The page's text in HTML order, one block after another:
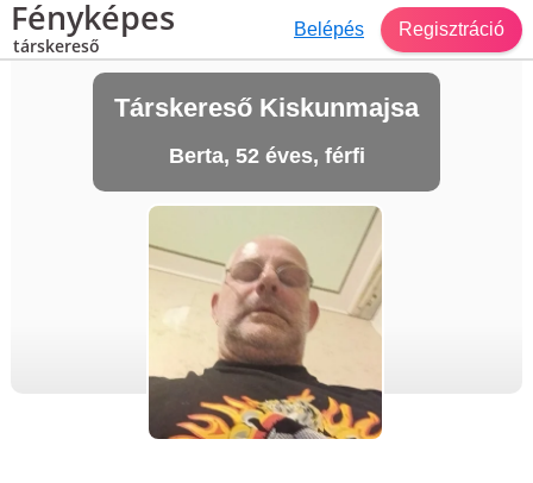
Fényképes
társkereső
Belépés Regisztráció
Társkereső Kiskunmajsa
Berta, 52 éves, férfi